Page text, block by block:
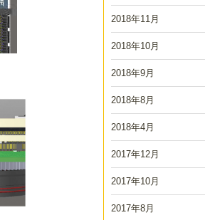
2018年11月
2018年10月
2018年9月
2018年8月
2018年4月
2017年12月
2017年10月
2017年8月